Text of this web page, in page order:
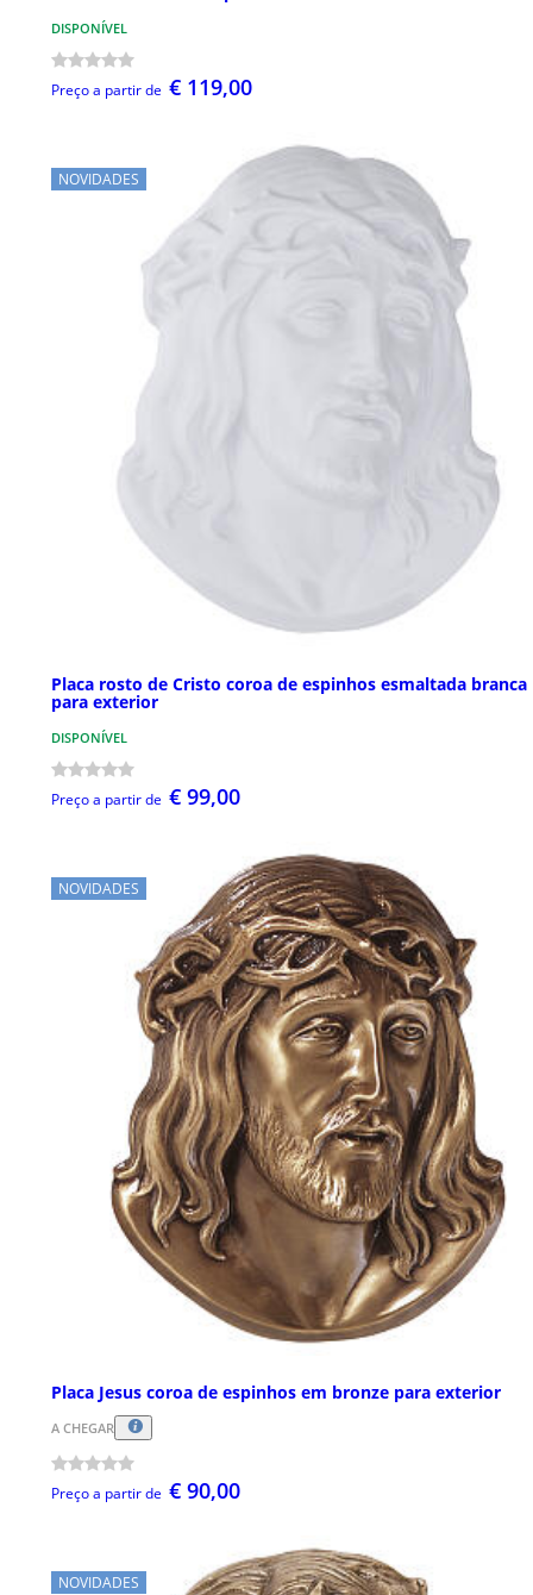
DISPONÍVEL
Preço a partir de € 119,00
NOVIDADES
Placa rosto de Cristo coroa de espinhos esmaltada branca
para exterior
DISPONÍVEL
Preço a partir de € 99,00
NOVIDADES
Placa Jesus coroa de espinhos em bronze para exterior
A CHEGAR
Preço a partir de € 90,00
NOVIDADES